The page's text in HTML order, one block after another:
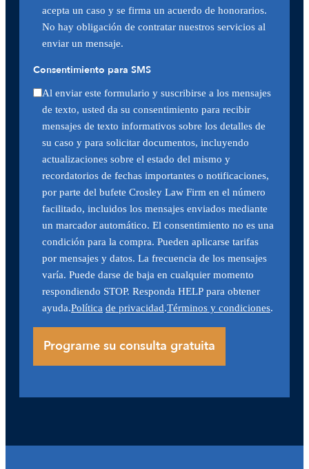
acepta un caso y se firma un acuerdo de honorarios.
No hay obligación de contratar nuestros servicios al
enviar un mensaje.
Consentimiento para SMS
Al enviar este formulario y suscribirse a los mensajes
de texto, usted da su consentimiento para recibir
mensajes de texto informativos sobre los detalles de
su caso y para solicitar documentos, incluyendo
actualizaciones sobre el estado del mismo y
recordatorios de fechas importantes o notificaciones,
por parte del bufete Crosley Law Firm en el número
facilitado, incluidos los mensajes enviados mediante
un marcador automático. El consentimiento no es una
condición para la compra. Pueden aplicarse tarifas
por mensajes y datos. La frecuencia de los mensajes
varía. Puede darse de baja en cualquier momento
respondiendo STOP. Responda HELP para obtener
ayuda.Política de privacidad.Términos y condiciones.